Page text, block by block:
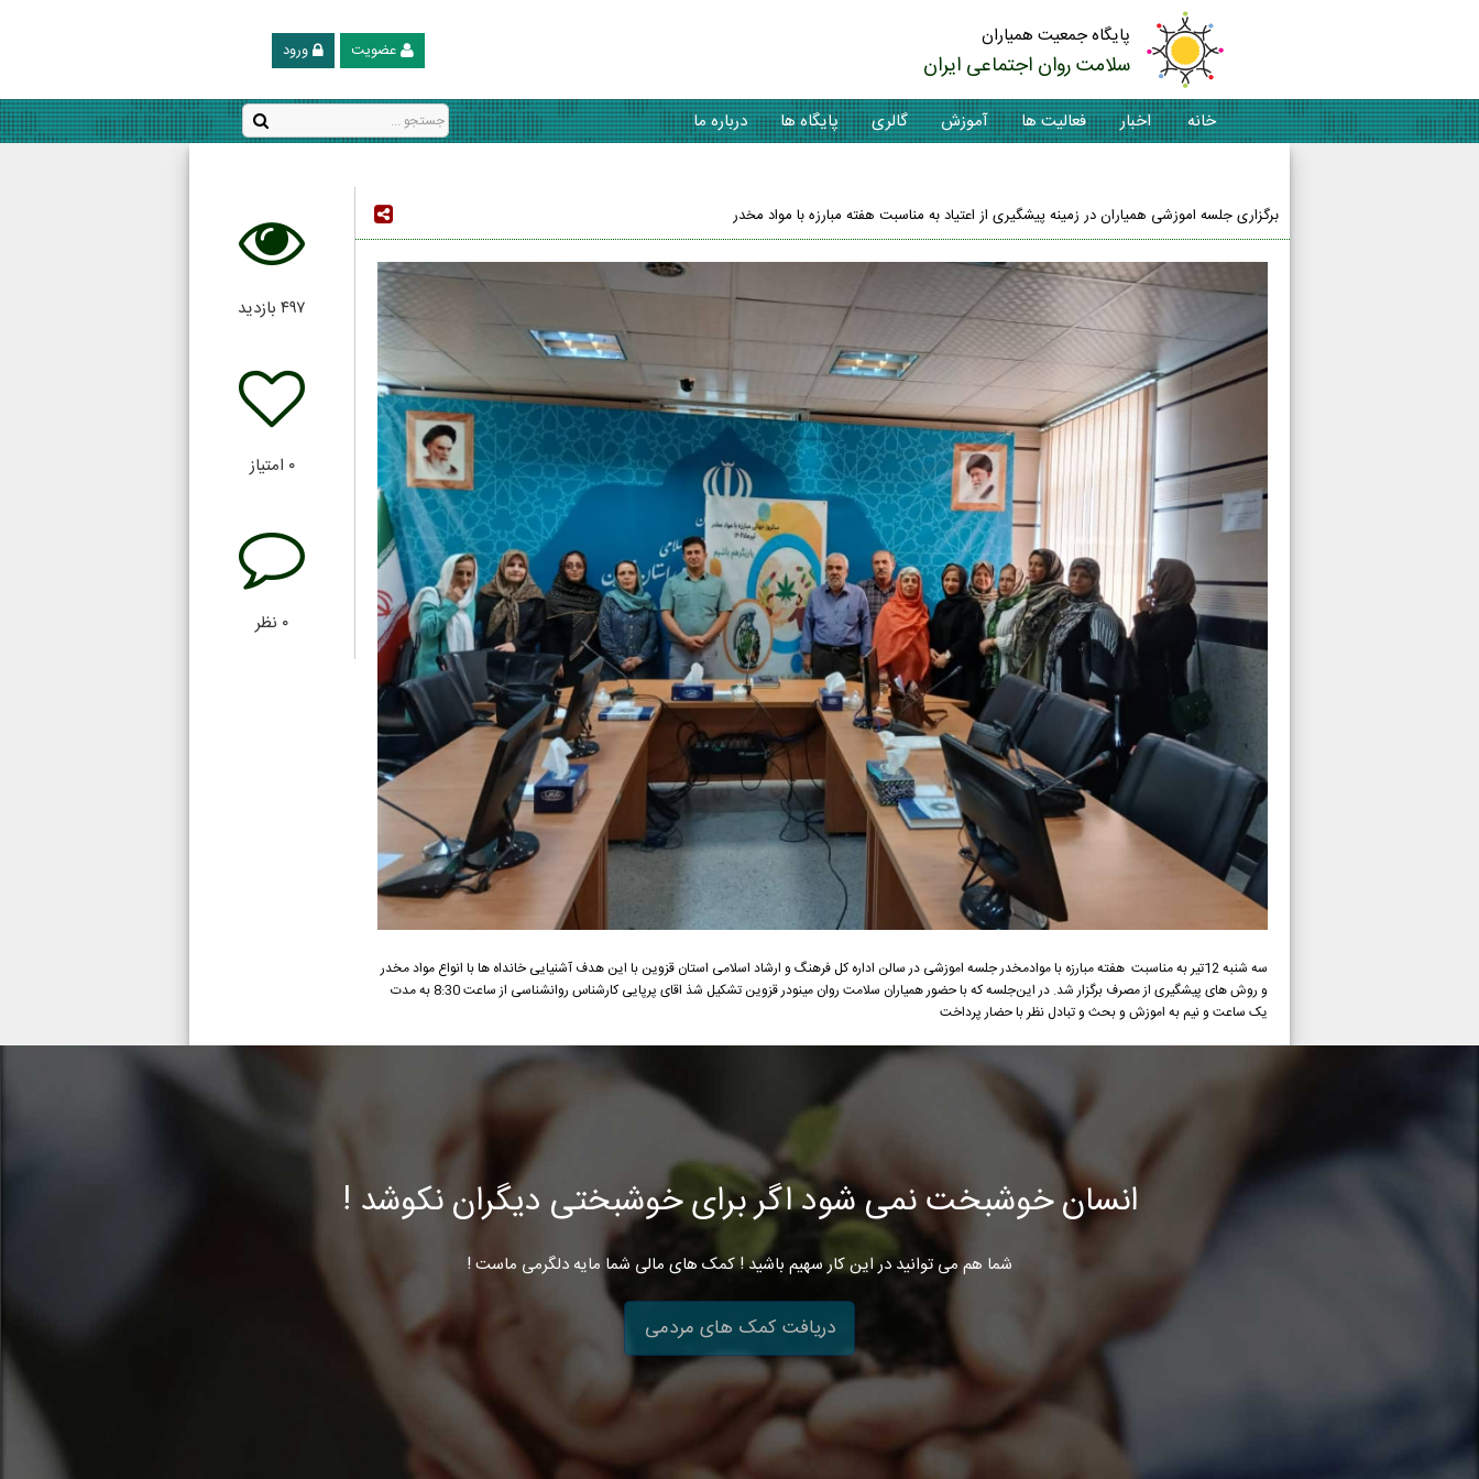
پایگاه جمعیت همیاران
سلامت روان اجتماعی ایران ورود عضویت
خانه اخبار فعالیت ها آموزش گالری پایگاه ها
درباره ما
برگزاری جلسه اموزشی همیاران در زمینه پیشگیری از اعتیاد به مناسبت هفته مبارزه با مواد مخدر
سه شنبه 12تیر به مناسبت هفته مبارزه با موادمخدر جلسه اموزشی در سالن اداره کل فرهنگ و ارشاد اسلامی استان قزوین با این هدف آشنیایی خانداه ها با انواع مواد مخدر
و روش های پیشگیری از مصرف برگزار شد. در این‌جلسه که با حضور همیاران سلامت روان مینودر قزوین تشکیل شذ اقای پرپایی کارشناس روانشناسی از ساعت 8:30 به مدت
یک ساعت و نیم به اموزش و بحث و تبادل نظر با حضار پرداخت
۴۹۷ بازدید
۰ امتیاز
۰ نظر
انسان خوشبخت نمی شود اگر برای خوشبختی دیگران نکوشد !
شما هم می توانید در این کار سهیم باشید ! کمک های مالی شما مایه دلگرمی ماست !
دریافت کمک های مردمی